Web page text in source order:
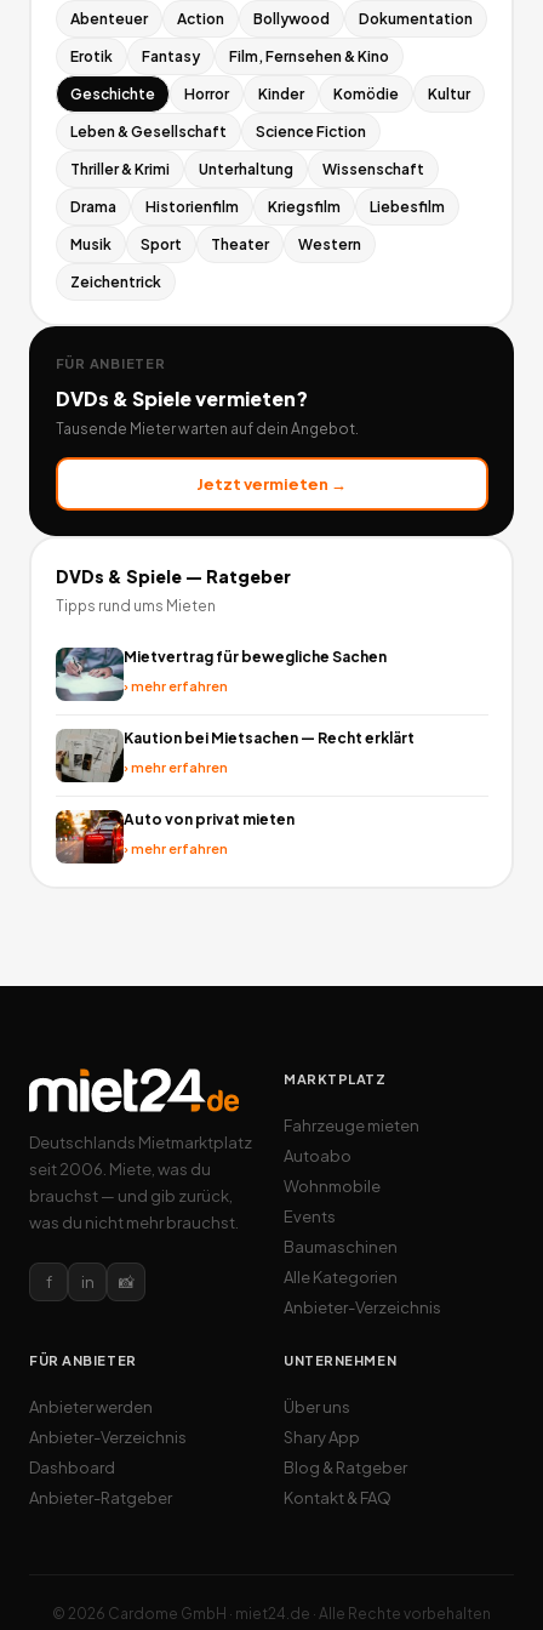
Abenteuer Action Bollywood Dokumentation
Erotik Fantasy Film, Fernsehen & Kino
Geschichte Horror Kinder Komödie Kultur
Leben & Gesellschaft Science Fiction
Thriller & Krimi Unterhaltung Wissenschaft
Drama Historienfilm Kriegsfilm Liebesfilm
Musik Sport Theater Western
Zeichentrick
FÜR ANBIETER
DVDs & Spielevermieten?
Tausende Mieter warten auf dein Angebot.
Jetzt vermieten →
DVDs & Spiele— Ratgeber
Tipps rund ums Mieten
Mietvertrag für bewegliche Sachen
›mehr erfahren
Kaution bei Mietsachen — Recht erklärt
›mehr erfahren
Auto von privat mieten
›mehr erfahren
Deutschlands Mietmarktplatz
seit 2006. Miete, was du
brauchst — und gib zurück,
was du nicht mehr brauchst.
f in 📸
MARKTPLATZ
Fahrzeuge mieten
Autoabo
Wohnmobile
Events
Baumaschinen
Alle Kategorien
Anbieter-Verzeichnis
FÜR ANBIETER
Anbieter werden
Anbieter-Verzeichnis
Dashboard
Anbieter-Ratgeber
UNTERNEHMEN
Über uns
Shary App
Blog & Ratgeber
Kontakt & FAQ
© 2026 Cardome GmbH · miet24.de · Alle Rechte vorbehalten